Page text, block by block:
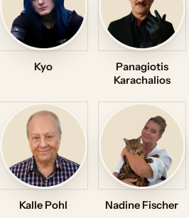
Kyo
Panagiotis
Karachalios
Kalle Pohl Nadine Fischer